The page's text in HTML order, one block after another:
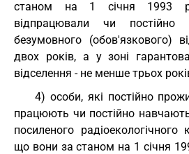
станом на 1 січня 1993
відпрацювали чи постійно
безумовного (обов'язкового)
двох років, а у зоні
відселення - не менше трьох
4) особи, які постійно
працюють чи постійно
посиленого
що вони за станом на 1 січня